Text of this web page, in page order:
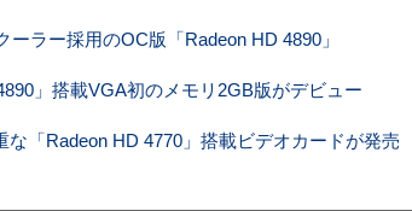
ーラー採用のOC版「Radeon HD 4890」
」搭載VGA初のメモリ2GB版がデビュー
な「Radeon HD 4770」搭載ビデオカードが発売